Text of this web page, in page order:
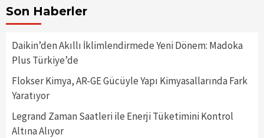
Son Haberler
Daikin’den Akıllı İklimlendirmede Yeni Dönem: Madoka
Plus Türkiye’de
Flokser Kimya, AR-GE Gücüyle Yapı Kimyasallarında Fark
Yaratıyor
Legrand Zaman Saatleri ile Enerji Tüketimini Kontrol
Altına Alıyor